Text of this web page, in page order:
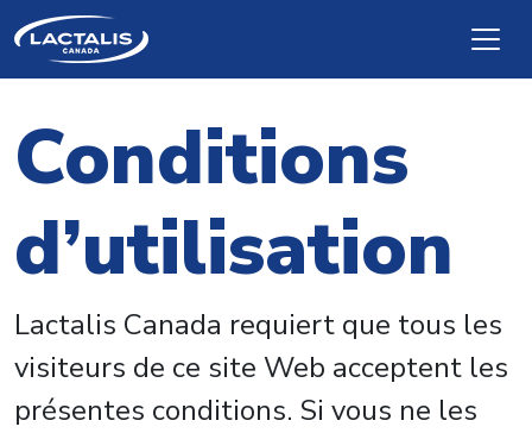
Skip to main content
Conditions
d’utilisation
Lactalis Canada requiert que tous les
visiteurs de ce site Web acceptent les
présentes conditions. Si vous ne les